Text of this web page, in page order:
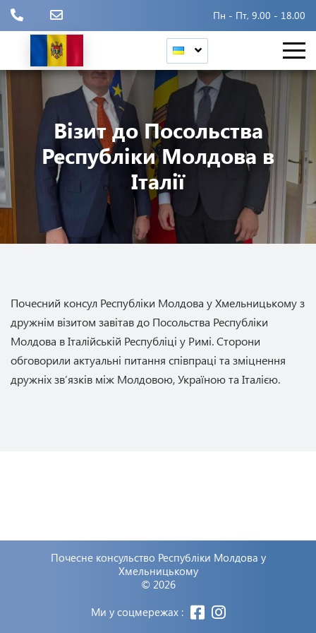
Пн - Пт, 9.00 - 18.00
Візит до Посольства
Республіки Молдова в
Італії
Почесний консул Республіки Молдова у Хмельницькому з
дружнім візитом завітав до Посольства Республіки
Молдова в Італійській Республіці у Римі. Сторони
обговорили актуальні питання співпраці та зміцнення
дружніх зв’язків між Молдовою, Україною та Італією.
Почесне консульство Республіки Молдова у
Хмельницькому
© 2026
Ми у соцмережах :